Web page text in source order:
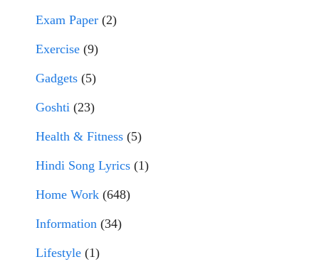
Exam Paper (2)
Exercise (9)
Gadgets (5)
Goshti (23)
Health & Fitness (5)
Hindi Song Lyrics (1)
Home Work (648)
Information (34)
Lifestyle (1)